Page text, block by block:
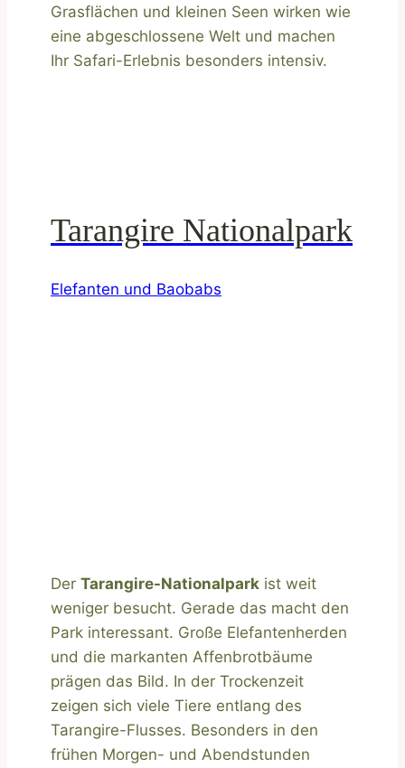
Grasflächen und kleinen Seen wirken wie
eine abgeschlossene Welt und machen
Ihr Safari-Erlebnis besonders intensiv.
Tarangire Nationalpark
Elefanten und Baobabs
Der Tarangire-Nationalpark ist weit
weniger besucht. Gerade das macht den
Park interessant. Große Elefantenherden
und die markanten Affenbrotbäume
prägen das Bild. In der Trockenzeit
zeigen sich viele Tiere entlang des
Tarangire-Flusses. Besonders in den
frühen Morgen- und Abendstunden